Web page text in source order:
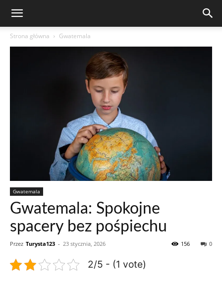
Strona główna Gwatemala
Gwatemala
Gwatemala: Spokojne
spacery bez pośpiechu
Przez Turysta123 - 23 stycznia, 2026 0
156
2/5 - (1 vote)